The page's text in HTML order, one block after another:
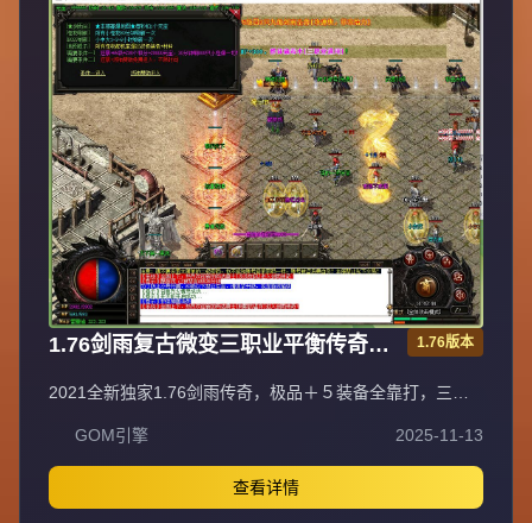
1.76剑雨复古微变三职业平衡传奇极
1.76版本
2021全新独家1.76剑雨传奇，极品＋５装备全靠打，三职
宝+100积分+1金刚石（网银赠送100%），自助充值无优惠
渠道。爆率全开装备永久保值回收，不分新区老区永不打折
掉价，BOSS爆全服装备材料。55级召2虎王、60级召2白虎
神王、65级召3白虎神王、70级召3白虎魔王、75级召3飞龙
GOM引擎 2025-11-13
查看详情